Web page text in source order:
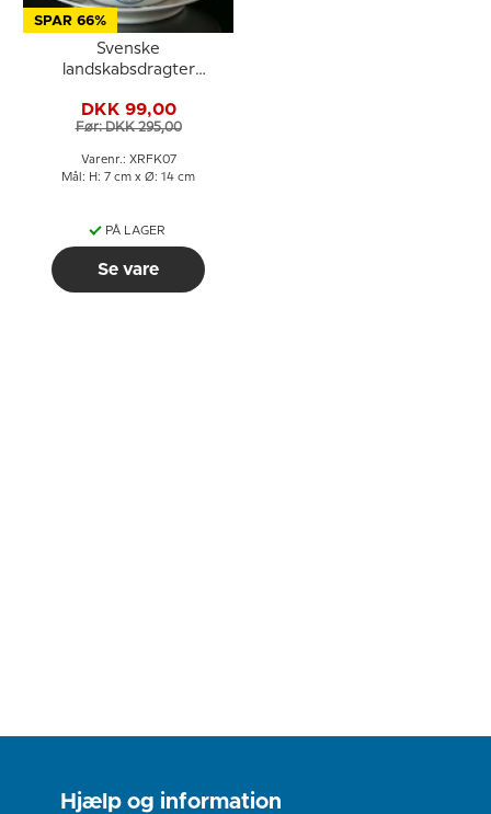
SPAR 66%
Svenske
landskabsdragter
DKK 99,00
Før: DKK 295,00
Varenr.: XRFK07
Mål: H: 7 cm x Ø: 14 cm
PÅ LAGER
Se vare
Hjælp og information